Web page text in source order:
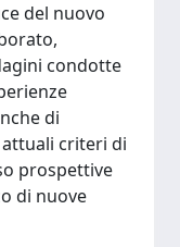
del nuovo
condotte
di
criteri di
prospettive
di nuove